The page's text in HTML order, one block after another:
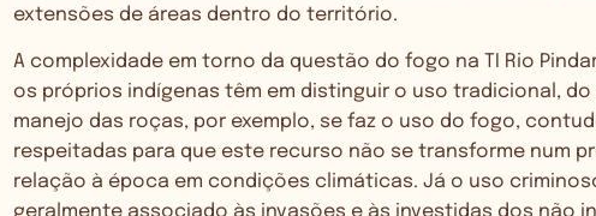
extensões de áreas dentro do território.
A complexidade em torno da questão do fogo na TI Rio
os próprios indígenas têm em distinguir o uso tradicional, do
manejo das roças, por exemplo, se faz o uso do fogo,
respeitadas para que este recurso não se transforme num
relação à época em condições climáticas. Já o uso